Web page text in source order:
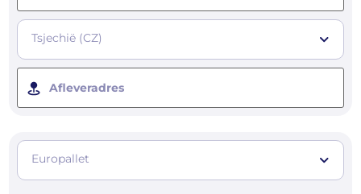
Tsjechië (CZ)
Afleveradres
Europallet